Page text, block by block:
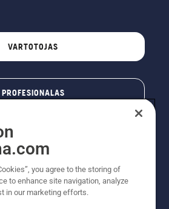
VARTOTOJAS
PROFESIONALAS
you agree to the storing of
to enhance site navigation, analyze
in our marketing efforts.